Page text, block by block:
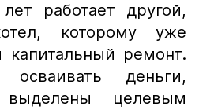
работает другой,
которому уже
капитальный ремонт.
деньги,
целевым